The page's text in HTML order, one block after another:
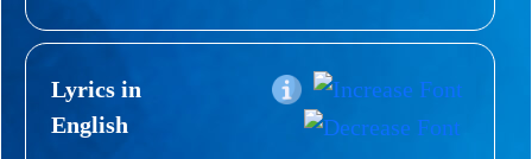
Lyrics in
English